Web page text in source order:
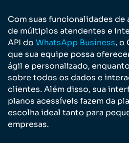
Com suas funcionalidades de
de múltiplos atendentes e
API do WhatsApp Business, o
que sua equipe possa
ágil e personalizado,
sobre todos os dados e
clientes. Além disso, sua
planos acessíveis fazem da
escolha ideal tanto para
empresas.